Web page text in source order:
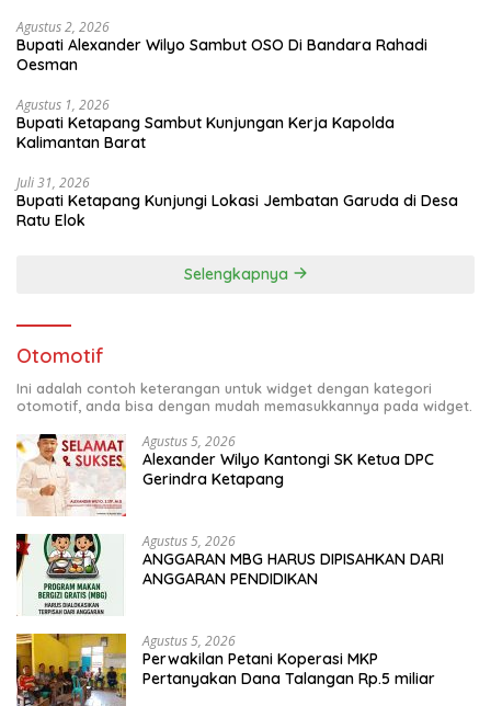
Agustus 2, 2026
Bupati Alexander Wilyo Sambut OSO Di Bandara Rahadi
Oesman
Agustus 1, 2026
Bupati Ketapang Sambut Kunjungan Kerja Kapolda
Kalimantan Barat
Juli 31, 2026
Bupati Ketapang Kunjungi Lokasi Jembatan Garuda di Desa
Ratu Elok
Selengkapnya
Otomotif
Ini adalah contoh keterangan untuk widget dengan kategori
otomotif, anda bisa dengan mudah memasukkannya pada widget.
Agustus 5, 2026
Alexander Wilyo Kantongi SK Ketua DPC
Gerindra Ketapang
Agustus 5, 2026
ANGGARAN MBG HARUS DIPISAHKAN DARI
ANGGARAN PENDIDIKAN
Agustus 5, 2026
Perwakilan Petani Koperasi MKP
Pertanyakan Dana Talangan Rp.5 miliar